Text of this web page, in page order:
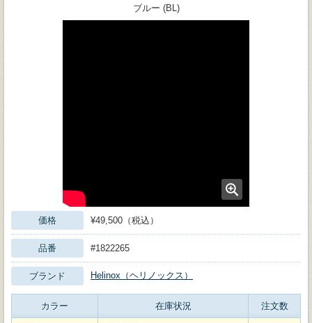
ブルー (BL)
価格 ¥49,500（税込）
品番 #1822265
ブランド Helinox（ヘリノックス）
カラー 在庫状況 注文数